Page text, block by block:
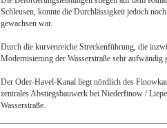
Schleusen, konnte die Durchlässigkeit jedoch
gewachsen war.
Durch die kurvenreiche Streckenführung, die
Modernisierung der Wasserstraße sehr
Der Oder-Havel-Kanal liegt nördlich des
zentrales Abstiegsbauwerk bei Niederfinow /
Wasserstraße.